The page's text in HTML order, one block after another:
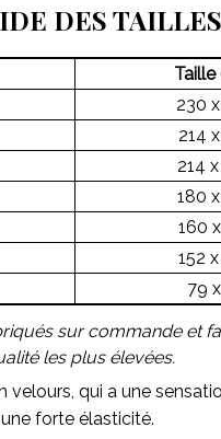
DES TAILLES
Taille
230
214
214
180
160
152
79
sur commande et
les plus élevées.
velours, qui a une
forte élasticité.